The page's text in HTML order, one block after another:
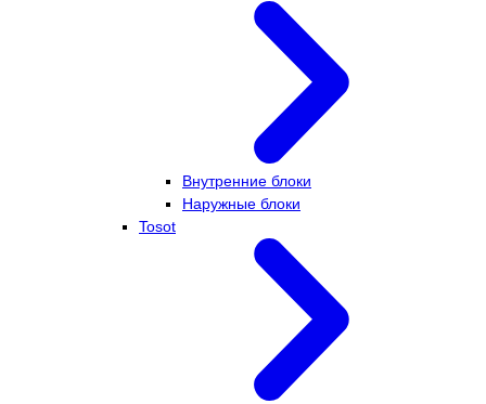
Внутренние блоки
Наружные блоки
Tosot